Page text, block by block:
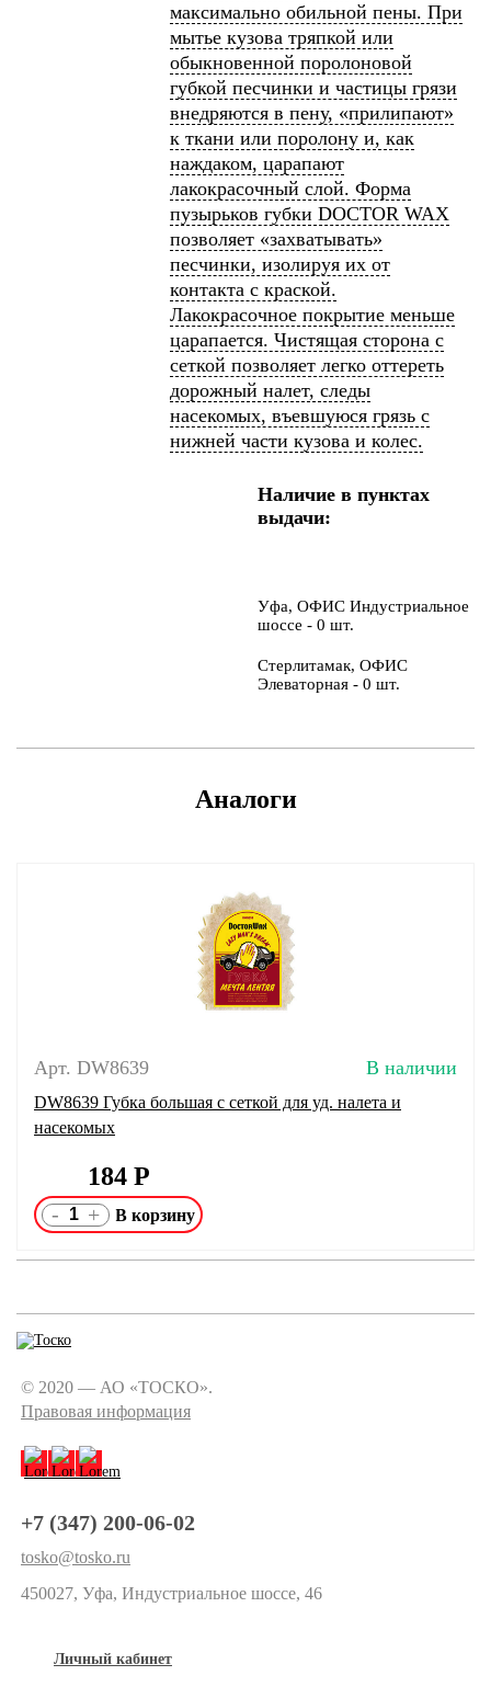
максимально обильной пены. При
мытье кузова тряпкой или
обыкновенной поролоновой
губкой песчинки и частицы грязи
внедряются в пену, «прилипают»
к ткани или поролону и, как
наждаком, царапают
лакокрасочный слой. Форма
пузырьков губки DOCTOR WAX
позволяет «захватывать»
песчинки, изолируя их от
контакта с краской.
Лакокрасочное покрытие меньше
царапается. Чистящая сторона с
сеткой позволяет легко оттереть
дорожный налет, следы
насекомых, въевшуюся грязь с
нижней части кузова и колес.
Наличие в пунктах
выдачи:
Уфа, ОФИС Индустриальное
шоссе - 0 шт.
Стерлитамак, ОФИС
Элеваторная - 0 шт.
Аналоги
Арт. DW8639 В наличии
DW8639 Губка большая с сеткой для уд. налета и
насекомых
184 Р
- +
© 2020 — АО «ТОСКО».
Правовая информация
+7 (347) 200-06-02
tosko@tosko.ru
450027, Уфа, Индустриальное шоссе, 46
Личный кабинет